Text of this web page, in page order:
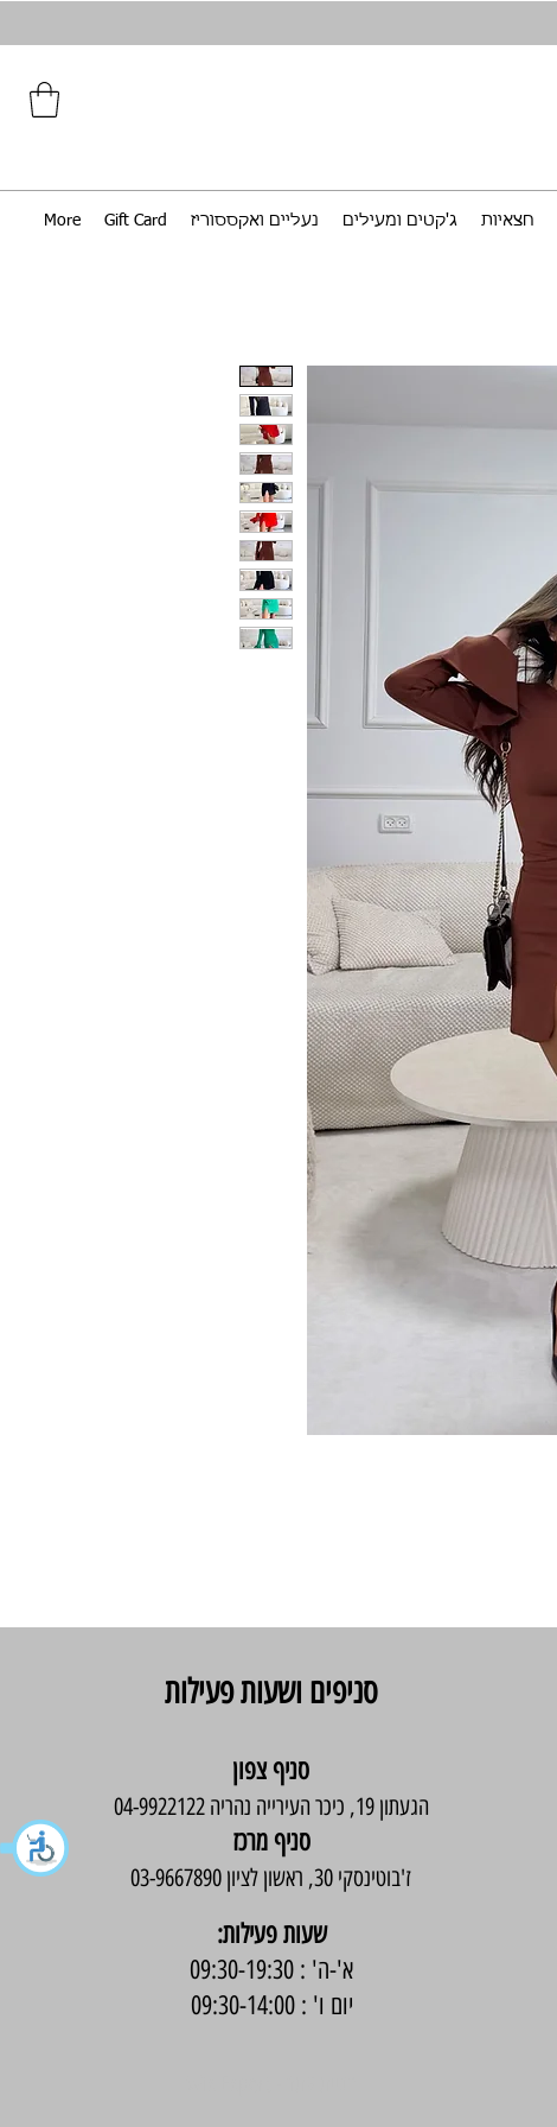
חצאיות ג'קטים ומעילים נעליים ואקססוריז Gift Card
More
סניפים ושעות פעילות
סניף צפון
הגעתון 19, כיכר העירייה נהריה 04-9922122
סניף מרכז
ז'בוטינסקי 30, ראשון לציון 03-9667890
:שעות פעילות
א'-ה' : 09:30-19:30
יום ו' : 09:30-14:00